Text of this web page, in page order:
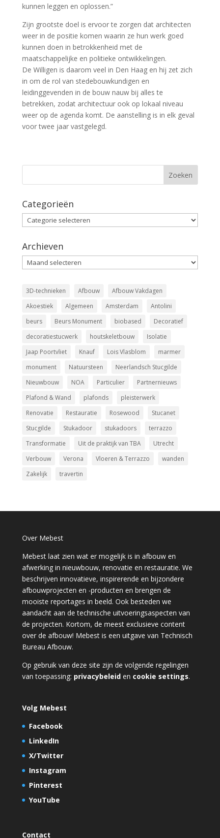
kunnen leggen en oplossen.”
Zijn grootste doel is ervoor te zorgen dat architecten
weer in de positie komen waarin ze hun werk goed
kunnen doen in betrokkenheid met de
maatschappelijke en politieke ontwikkelingen.
De Willigen is daarom veel in Den Haag en hij zet zich
in om de rol van stedebouwkundigen en
leidinggevenden in de bouw nauw bij alles te
betrekken, zodat architectuur ook op lokaal niveau
weer op de agenda komt. De aanstelling is in elk geval
voor twee jaar vastgelegd.
Categorieën
Categorieën
Archieven
Archieven
3D-technieken Afbouw
Afbouw Vakdagen
Akoestiek
Algemeen Amsterdam
Antolini
beurs
Beurs Monument biobased
Decoratief
decoratiestucwerk
houtskeletbouw
Isolatie
Jaap Poortvliet
Knauf Lois Vlasblom
marmer
monument
Natuursteen
Neerlandsch Stucgilde
Nieuwbouw
NOA Particulier
Partnernieuws
Plafond & Wand
plafonds
pleisterwerk
Renovatie
Restauratie Rosewood
Stucanet
Stucgilde
Stukadoor stukadoors
terrazzo
Transformatie
Uit de praktijk van TBA
Utrecht
Verbouw
Verona Vloeren & Terrazzo
wanden
Zakelijk
­travertin
Over Mebest
Mebest laat zien wat er mogelijk is in afbouw en
afwerking in nieuwbouw, renovatie en restauratie. We
beschrijven innovatieve, inspirerende en bijzondere
afbouwprojecten en -producten en brengen de
mooiste reportages in beeld. Ook besteden we
aandacht aan de technische uitvoeringsaspecten van
de projecten. Kortom, de meest exclusieve content
over de afbouw! Mebest is een uitgave van Technisch
Bureau Afbouw.
Op gebruik van deze site zijn de volgende regelingen
van toepassing: privacybeleiden cookie settings.
Volg Mebest
Facebook
LinkedIn
X/Twitter
Instagram
Pinterest
YouTube
Contact